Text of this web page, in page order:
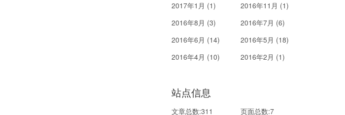
2017年1月 (1)
2016年11月 (1)
2016年8月 (3)
2016年7月 (6)
2016年6月 (14)
2016年5月 (18)
2016年4月 (10)
2016年2月 (1)
站点信息
文章总数:311 页面总数:7